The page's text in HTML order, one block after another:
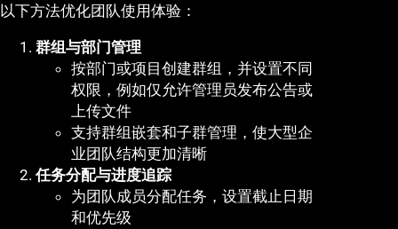
以下方法优化团队使用体验：
群组与部门管理
按部门或项目创建群组，并设置不同
权限，例如仅允许管理员发布公告或
上传文件
支持群组嵌套和子群管理，使大型企
业团队结构更加清晰
任务分配与进度追踪
为团队成员分配任务，设置截止日期
和优先级